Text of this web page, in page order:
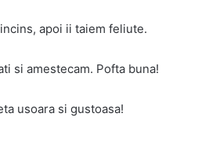
apoi ii taiem feliute.
si amestecam. Pofta buna!
usoara si gustoasa!